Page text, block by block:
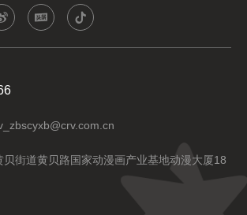
贝街道黄贝路国家动漫画产业基地动漫大厦18